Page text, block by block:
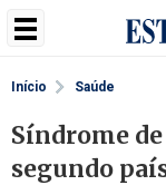
Início Saúde
Síndrome
segundo